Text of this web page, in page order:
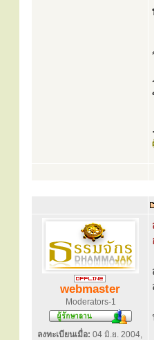
webmaster
Moderators-1
ลงทะเบียนเมื่อ: 04 มิ.ย. 2004,